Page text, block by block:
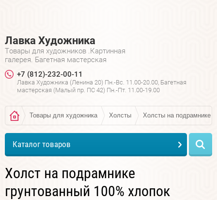
Лавка Художника
Товары для художников .Картинная
галерея. Багетная мастерская
+7 (812)-232-00-11
Лавка Художника (Ленина 20) Пн.-Вс. 11.00-20.00, Багетная
мастерская (Малый пр. ПС 42) Пн.-Пт. 11.00-19.00
Товары для художника Холсты Холсты на подрамнике
Каталог товаров
Холст на подрамнике
грунтованный 100% хлопок